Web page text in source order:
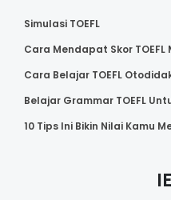
Simulasi TOEFL
Cara Mendapat Skor TOEFL
Cara Belajar TOEFL
Belajar Grammar TOEFL
10 Tips Ini Bikin Nilai Kamu